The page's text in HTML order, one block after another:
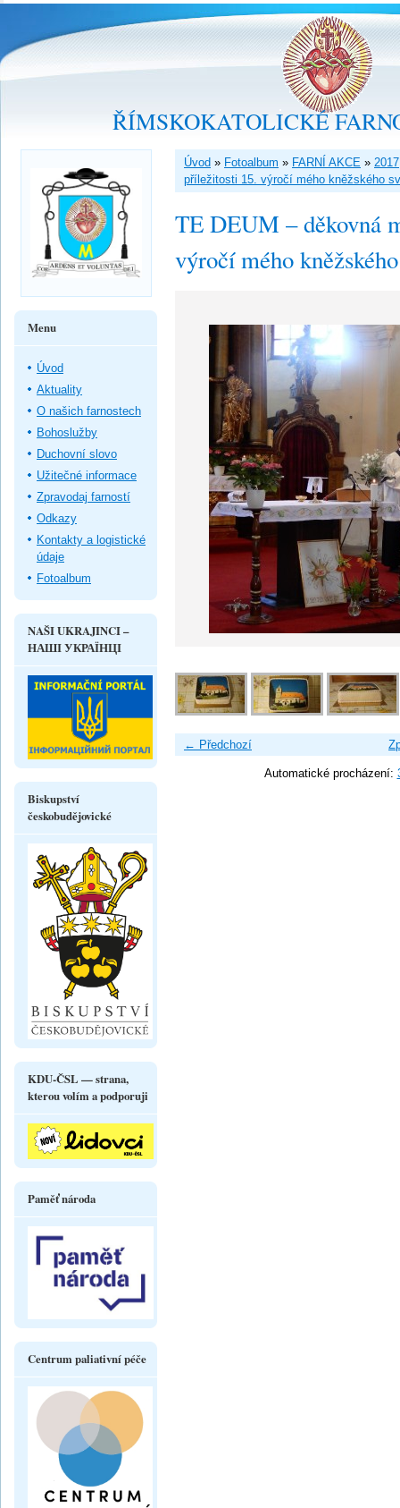
ŘÍMSKOKATOLICKÉ
Úvod » Fotoalbum » FARNÍ AKCE » 2017
příležitosti 15. výročí mého kněžského
TE DEUM – děkovná
výročí mého
← Předchozí
Automatické procházení:
Menu
Úvod
Aktuality
O našich farnostech
Bohoslužby
Duchovní slovo
Užitečné informace
Zpravodaj farností
Odkazy
Kontakty a logistické
údaje
Fotoalbum
NAŠI UKRAJINCI –
НАШІ УКРАЇНЦІ
Biskupství
českobudějovické
KDU-ČSL — strana,
kterou volím a podporuji
Paměť národa
Centrum paliativní péče